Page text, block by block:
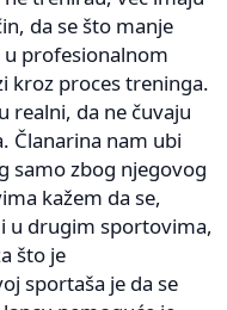
da se što manje
profesionalnom
kroz proces treninga.
realni, da ne čuvaju
Članarina nam ubi
samo zbog njegovog
kažem da se,
u drugim sportovima,
što je
sportaša je da se